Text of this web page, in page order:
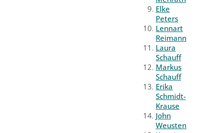
Elke
Peters
Lennart
Reimann
Laura
Schauff
Markus
Schauff
Erika
Schmidt-
Krause
John
Weusten